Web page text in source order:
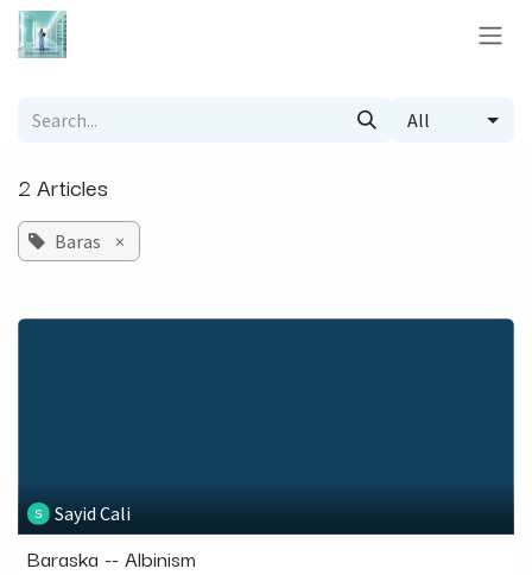
Skip to Content
All
2 Articles
Baras ×
Sayid Cali
Baraska -- Albinism